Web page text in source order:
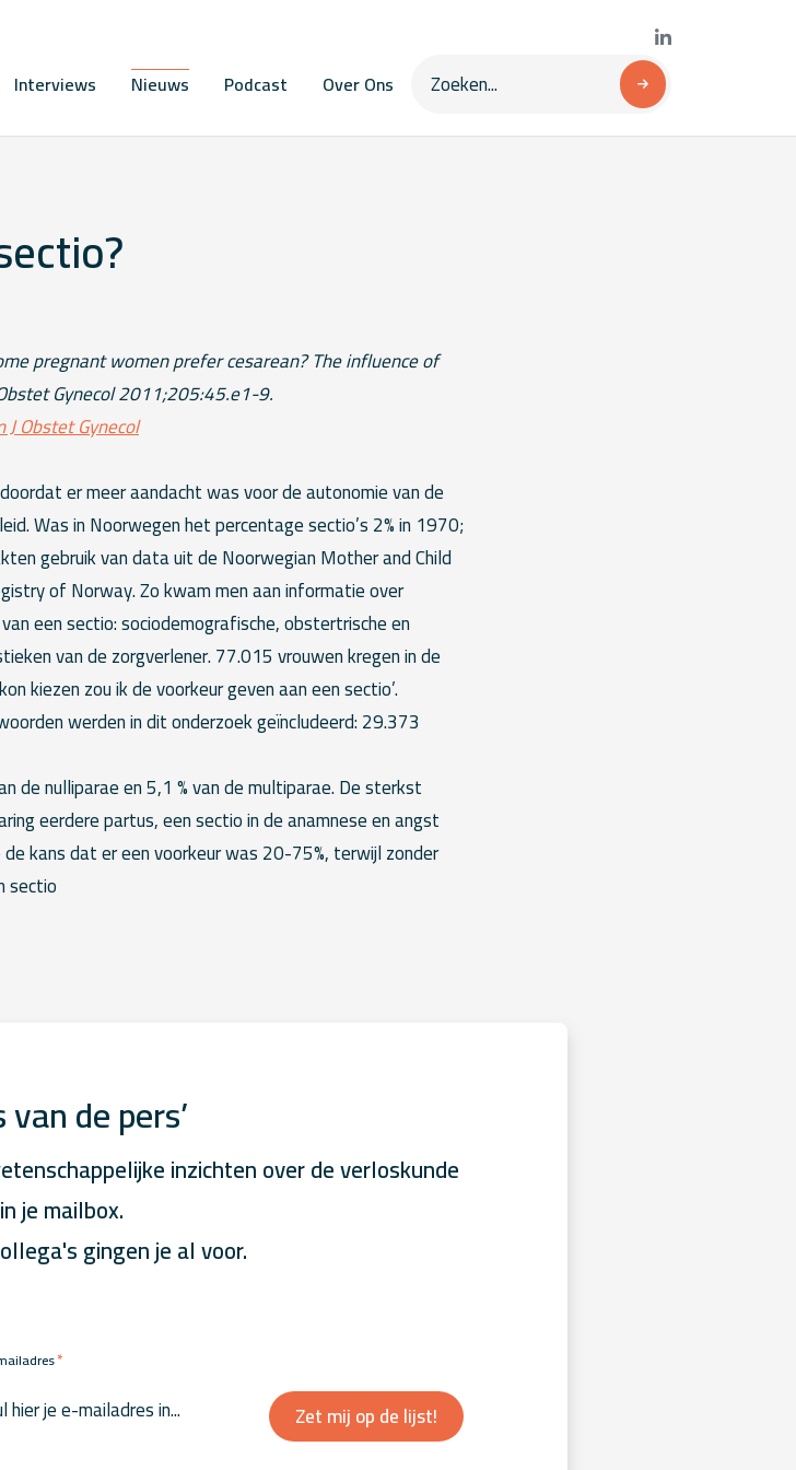
Interviews Nieuws Podcast Over Ons
pregnant women prefer cesarean? The influence of
Gynecol 2011;205:45.e1-9.
J Obstet Gynecol
er meer aandacht was voor de autonomie van de
Was in Noorwegen het percentage sectio’s 2% in 1970;
gebruik van data uit de Noorwegian Mother and Child
of Norway. Zo kwam men aan informatie over
een sectio: sociodemografische, obstertrische en
van de zorgverlener. 77.015 vrouwen kregen in de
kiezen zou ik de voorkeur geven aan een sectio’.
werden in dit onderzoek geïncludeerd: 29.373
de nulliparae en 5,1 % van de multiparae. De sterkst
eerdere partus, een sectio in de anamnese en angst
kans dat er een voorkeur was 20-75%, terwijl zonder
sectio
van de pers’
inzichten over de verloskunde
in je mailbox.
gingen je al voor.
*
Zet mij op de lijst!